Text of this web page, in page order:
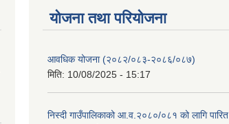
योजना तथा परियोजना
आवधिक योजना (२०८२/०८३-२०८६/०८७)
मिति: 10/08/2025 - 15:17
निस्दी गाउँपालिकाको आ.व.२०८०/०८१ को लागि पारित